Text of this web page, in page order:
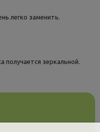
легко заменить.
получается зеркальной.